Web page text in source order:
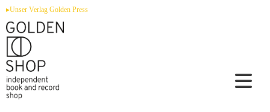
Zum
springen
▸Unser Verlag Golden Press